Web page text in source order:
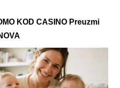
KOD CASINO Preuzmi